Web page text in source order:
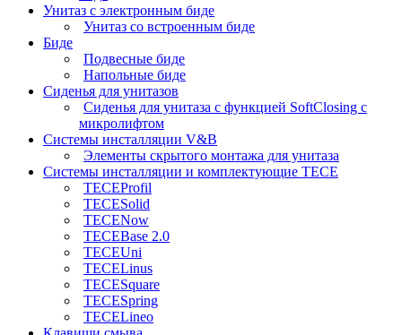
Унитаз с электронным биде
Унитаз со встроенным биде
Биде
Подвесные биде
Напольные биде
Сиденья для унитазов
Сиденья для унитаза с функцией SoftClosing с
микролифтом
Системы инсталляции V&B
Элементы скрытого монтажа для унитаза
Системы инсталляции и комплектующие TECE
TECEProfil
TECESolid
TECENow
TECEBase 2.0
TECEUni
TECELinus
TECESquare
TECESpring
TECELineo